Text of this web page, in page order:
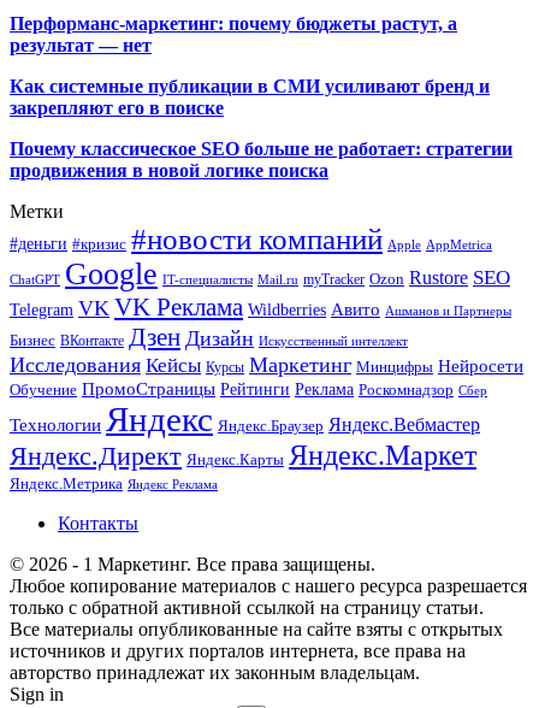
Перформанс-маркетинг: почему бюджеты растут, а
результат — нет
Как системные публикации в СМИ усиливают бренд и
закрепляют его в поиске
Почему классическое SEO больше не работает: стратегии
продвижения в новой логике поиска
Метки
#деньги #кризис #новости компаний Apple AppMetrica
ChatGPT Google IT-специалисты Mail.ru myTracker Ozon Rustore SEO
Telegram VK VK Реклама Wildberries Авито Ашманов и Партнеры
Бизнес ВКонтакте Дзен Дизайн Искусственный интеллект
Исследования Кейсы Курсы Маркетинг Минцифры Нейросети
Обучение ПромоСтраницы Рейтинги Реклама Роскомнадзор Сбер
Технологии Яндекс Яндекс.Браузер Яндекс.Вебмастер
Яндекс.Директ Яндекс.Карты Яндекс.Маркет
Яндекс.Метрика Яндекс Реклама
Контакты
© 2026 - 1 Маркетинг. Все права защищены.
Любое копирование материалов с нашего ресурса разрешается
только с обратной активной ссылкой на страницу статьи.
Все материалы опубликованные на сайте взяты с открытых
источников и других порталов интернета, все права на
авторство принадлежат их законным владельцам.
Sign in